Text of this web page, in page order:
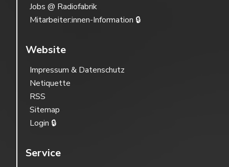
Jobs @ Radiofabrik
Mitarbeiter:innen-Information 🔒
Website
Impressum & Datenschutz
Netiquette
RSS
Sitemap
Login 🔒
Service